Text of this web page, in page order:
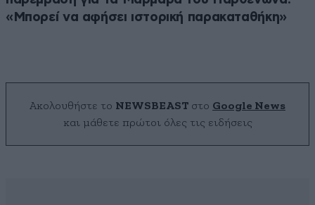
«Μπορεί να αφήσει ιστορική παρακαταθήκη»
Ακολουθήστε το NEWSBEAST στο Google News
και μάθετε πρώτοι όλες τις ειδήσεις